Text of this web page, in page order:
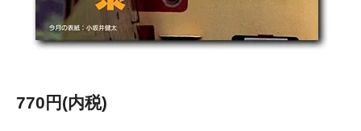
770円(内税)